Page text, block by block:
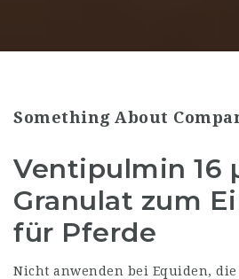
Something About
Ventipulmin 16
Granulat zum
für Pferde
Nicht anwenden bei Equiden, die